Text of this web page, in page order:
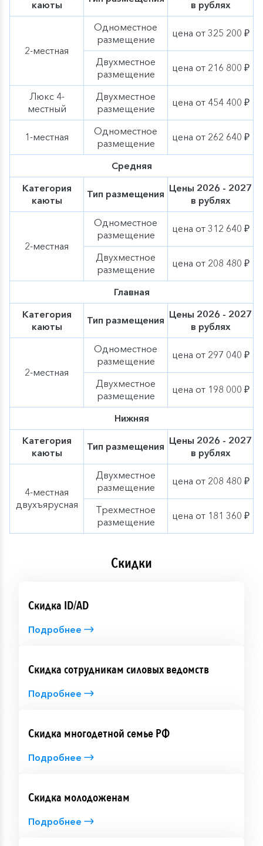
знаменитое Болгарское городище: соборная мечеть,
датируемая XIII веком, «Северный мавзолей» XIV века
и «Восточный мавзолей» XVIII века, Ханский дворец с
усыпальницей, а также Черная и Белая палаты; музей
Болгарской цивилизации; Успенская церковь и «Дом
«Осень в круизах с ВодоходЪ» — концепция круизных
путешествий, вдохновленная несравненной речной
романтикой бархатного сезона. На теплоходах
компании с наступлением сентября начнут появляться
дополнительные элементы осеннего декора,
тематические мероприятия, экскурсии и сезонное
меню нашей оригинальной гастрономической
концепции «Родные берега». Ощутитеочарование
осени вместе с «ВодоходЪ»!
каюты
в рублях
2-местная
Одноместное
размещение
цена от 325 200 ₽
Двухместное
размещение
цена от 216 800 ₽
Люкс 4-
местный
Двухместное
размещение
цена от 454 400 ₽
1-местная
Одноместное
размещение
цена от 262 640 ₽
Средняя
Категория
каюты
Тип размещения Цены 2026 - 2027
в рублях
2-местная
Одноместное
размещение
цена от 312 640 ₽
Двухместное
размещение
цена от 208 480 ₽
Главная
Категория
каюты
Тип размещения Цены 2026 - 2027
в рублях
2-местная
Одноместное
размещение
цена от 297 040 ₽
Двухместное
размещение
цена от 198 000 ₽
Нижняя
Категория
каюты
Тип размещения Цены 2026 - 2027
в рублях
4-местная
двухъярусная
Двухместное
размещение
цена от 208 480 ₽
Трехместное
размещение
цена от 181 360 ₽
Скидки
Скидка ID/AD
Подробнее
Скидка сотрудникам силовых ведомств
Подробнее
Скидка многодетной семье РФ
Подробнее
Скидка молодоженам
Подробнее